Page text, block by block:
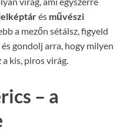
és művészi
a mezőn sétálsz, figyeld
gondolj arra, hogy milyen
kis, piros virág.
– a